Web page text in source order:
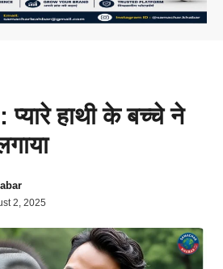
हाथी के बच्चे ने
2, 2025